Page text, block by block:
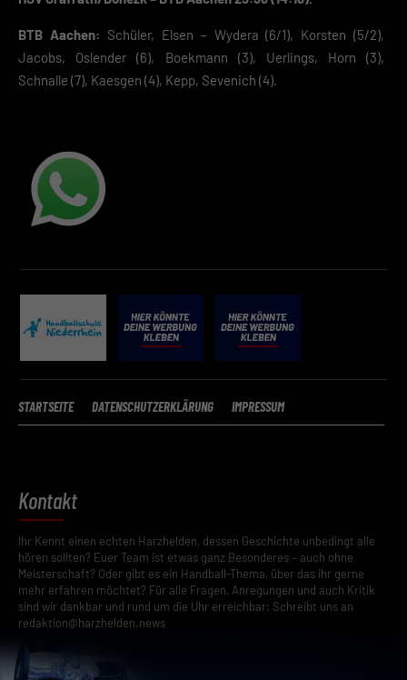
BTB Aachen: Schüler, Elsen – Wydera (6/1), Korsten (5/2),
Jacobs, Oslender (6), Boekmann (3), Uerlings, Horn (3),
Schnalle (7), Kaesgen (4), Kepp, Sevenich (4).
STARTSEITE DATENSCHUTZERKLÄRUNG IMPRESSUM
Kontakt
Ihr Kennt einen echten Harzhelden, dessen Geschichte unbedingt alle
hören sollten? Euer Team ist etwas ganz Besonderes – auch ohne
Meisterschaft? Oder gibt es ein Handball-Thema, über das ihr gerne
mehr erfahren möchtet? Für alle Fragen, Anregungen und auch Kritik
sind wir dankbar und rund um die Uhr erreichbar: Schreibt uns an
redaktion@harzhelden.news